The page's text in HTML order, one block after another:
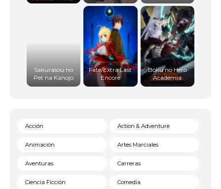
Sakurasou no
Pet na Kanojo
Fate/Extra Last
Encore
Boku no Hero
Academia
Acción Action & Adventure
Animación Artes Marciales
Aventuras Carreras
Ciencia Ficción Comedia